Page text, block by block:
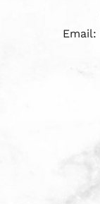
Email: